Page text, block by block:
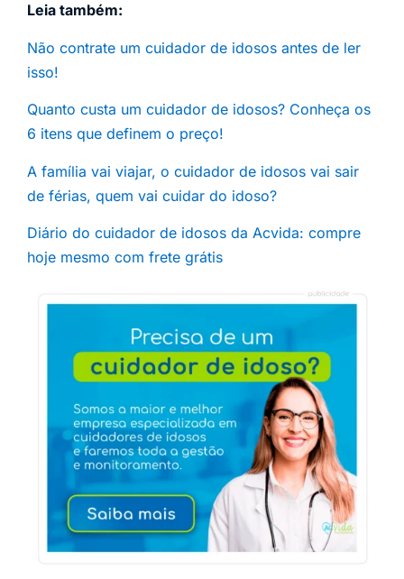
Leia também:
Não contrate um cuidador de idosos antes de ler
isso!
Quanto custa um cuidador de idosos? Conheça os
6 itens que definem o preço!
A família vai viajar, o cuidador de idosos vai sair
de férias, quem vai cuidar do idoso?
Diário do cuidador de idosos da Acvida: compre
hoje mesmo com frete grátis